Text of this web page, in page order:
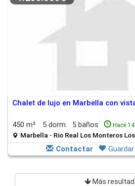
Chalet de lujo en Marbella con
450 m² 5 dorm. 5 baños Hace
Marbella - Rio Real Los Monteros
Contactar Guardar
Más